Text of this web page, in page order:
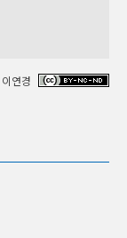
연경